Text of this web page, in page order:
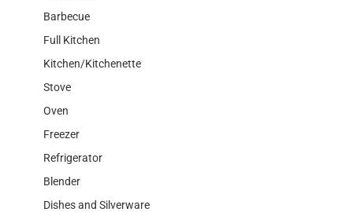
Barbecue
Full Kitchen
Kitchen/Kitchenette
Stove
Oven
Freezer
Refrigerator
Blender
Dishes and Silverware